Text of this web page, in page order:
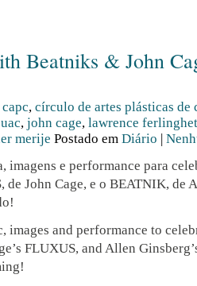
Beatniks & John
capc, círculo de artes plásticas de
, john cage, lawrence
merije Postado em Diário |
imagens e performance para
de John Cage, e o BEATNIK, de
images and performance to
FLUXUS, and Allen